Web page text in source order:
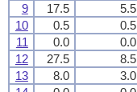
9
17.5 5.5
10
0.5 0.5
11
0.0 0.0
12
27.5 8.5
13
8.0 3.0